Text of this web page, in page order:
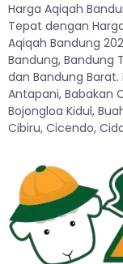
Harga Aqiqah
Tepat dengan
Aqiqah Bandung
Bandung, Bandung
dan Bandung
Antapani, Babakan
Bojongloa Kidul,
Cibiru, Cicendo,